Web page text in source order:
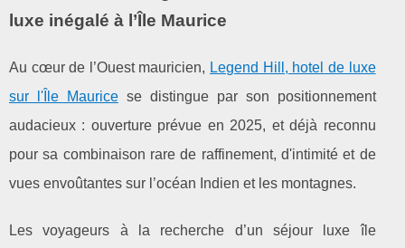
luxe inégalé à l’Île Maurice
Au cœur de l’Ouest mauricien, Legend Hill, hotel de luxe
sur l'Île Mauricese distingue par son positionnement
audacieux : ouverture prévue en 2025, et déjà reconnu
pour sa combinaison rare de raffinement, d'intimité et de
vues envoûtantes sur l’océan Indien et les montagnes.
Les voyageurs à la recherche d’un séjour luxe île